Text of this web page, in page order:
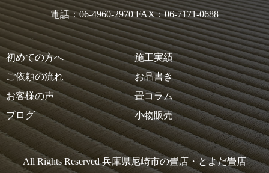
電話：06-4960-2970 FAX：06-7171-0688
初めての方へ
施工実績
ご依頼の流れ
お品書き
お客様の声
畳コラム
ブログ
小物販売
All Rights Reserved 兵庫県尼崎市の畳店・とよだ畳店